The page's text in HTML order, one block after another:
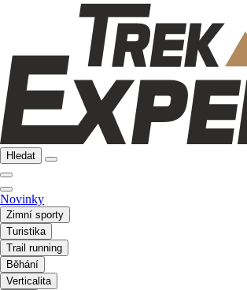
Hledat
Novinky
Zimní sporty
Turistika
Trail running
Běhání
Verticalita